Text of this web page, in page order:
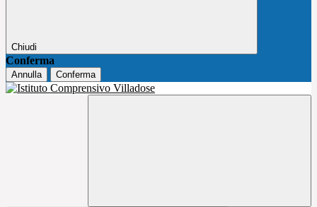
Chiudi
Conferma
Annulla Conferma